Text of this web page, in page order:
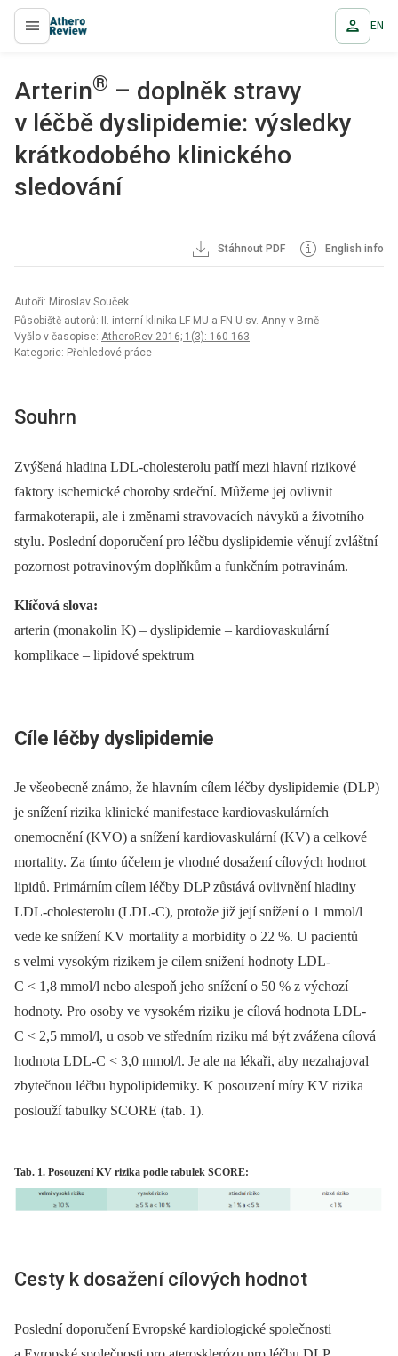
proLékaře.cz EN
Arterin® – doplněk stravy
v léčbě dyslipidemie: výsledky
krátkodobého klinického
sledování
Stáhnout PDF English info
Autoři: Miroslav Souček
Působiště autorů: II. interní klinika LF MU a FN U sv. Anny v Brně
Vyšlo v časopise: AtheroRev 2016; 1(3): 160-163
Kategorie: Přehledové práce
Souhrn
Zvýšená hladina LDL-cholesterolu patří mezi hlavní rizikové
faktory ischemické choroby srdeční. Můžeme jej ovlivnit
farmakoterapii, ale i změnami stravovacích návyků a životního
stylu. Poslední doporučení pro léčbu dyslipidemie věnují zvláštní
pozornost potravinovým doplňkům a funkčním potravinám.
Klíčová slova:
arterin (monakolin K) –⁠ dyslipidemie –⁠ kardiovaskulární
komplikace –⁠ lipidové spektrum
Cíle léčby dyslipidemie
Je všeobecně známo, že hlavním cílem léčby dyslipidemie (DLP)
je snížení rizika klinické manifestace kardiovaskulárních
onemocnění (KVO) a snížení kardiovaskulární (KV) a celkové
mortality. Za tímto účelem je vhodné dosažení cílových hodnot
lipidů. Primárním cílem léčby DLP zůstává ovlivnění hladiny
LDL-cholesterolu (LDL-C), protože již její snížení o 1 mmol/l
vede ke snížení KV mortality a morbidity o 22 %. U pacientů
s velmi vysokým rizikem je cílem snížení hodnoty LDL-
C < 1,8 mmol/l nebo alespoň jeho snížení o 50 % z výchozí
hodnoty. Pro osoby ve vysokém riziku je cílová hodnota LDL-
C < 2,5 mmol/l, u osob ve středním riziku má být zvážena cílová
hodnota LDL-C < 3,0 mmol/l. Je ale na lékaři, aby nezahajoval
zbytečnou léčbu hypolipidemiky. K posouzení míry KV rizika
poslouží tabulky SCORE (tab. 1).
Tab. 1. Posouzení KV rizika podle tabulek SCORE:
Cesty k dosažení cílových hodnot
Poslední doporučení Evropské kardiologické společnosti